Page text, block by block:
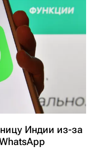
Индии из-за